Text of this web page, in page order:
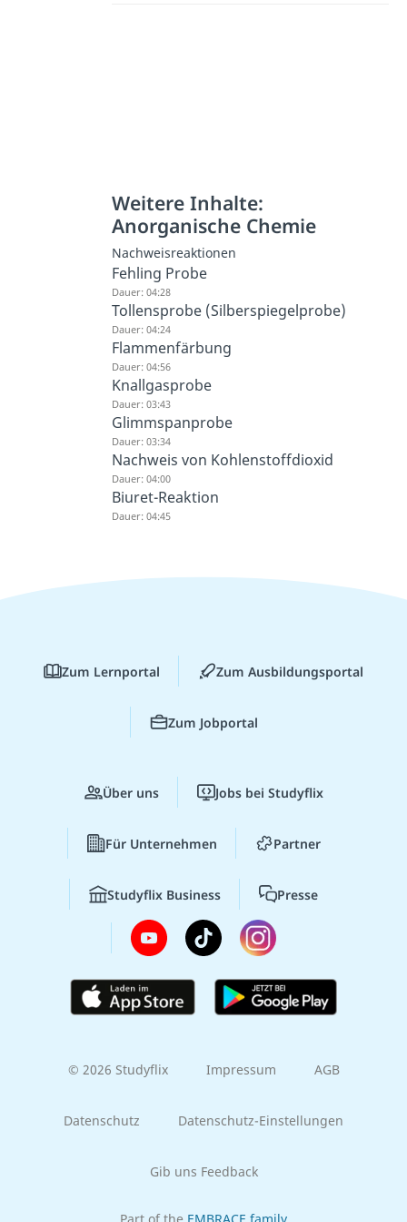
Weitere Inhalte:
Anorganische Chemie
Nachweisreaktionen
Fehling Probe
Dauer: 04:28
Tollensprobe (Silberspiegelprobe)
Dauer: 04:24
Flammenfärbung
Dauer: 04:56
Knallgasprobe
Dauer: 03:43
Glimmspanprobe
Dauer: 03:34
Nachweis von Kohlenstoffdioxid
Dauer: 04:00
Biuret-Reaktion
Dauer: 04:45
Zum Lernportal Zum Ausbildungsportal
Zum Jobportal
Über uns Jobs bei Studyflix
Für Unternehmen Partner
Studyflix Business Presse
© 2026 Studyflix Impressum AGB
Datenschutz Datenschutz-Einstellungen
Gib uns Feedback